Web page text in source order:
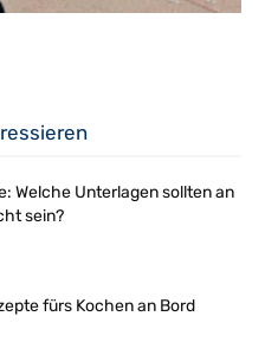
Welche Unterlagen sollten an
sein?
fürs Kochen an Bord